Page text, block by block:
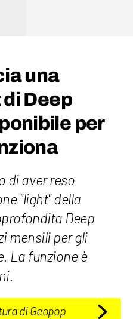
una
Deep
per
di aver reso
"light" della
Deep
mensili per gli
La funzione è
di Geopop